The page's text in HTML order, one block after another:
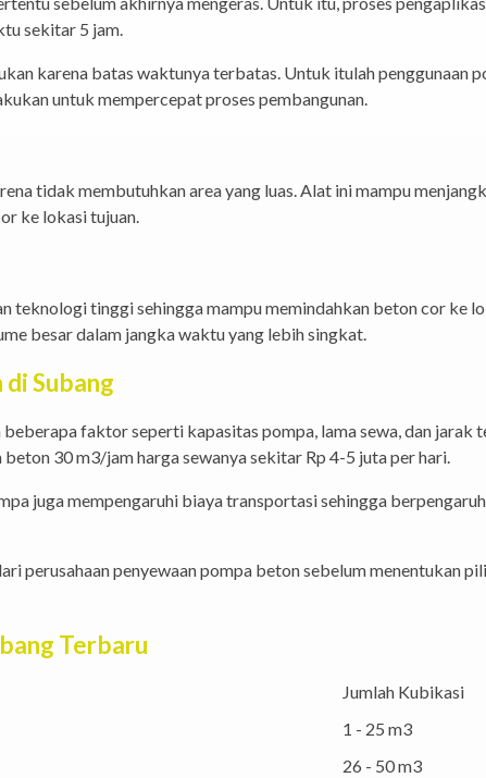
sekitar 5 jam.
karena batas waktunya terbatas. Untuk itulah penggunaan
untuk mempercepat proses pembangunan.
tidak membutuhkan area yang luas. Alat ini mampu
ke lokasi tujuan.
teknologi tinggi sehingga mampu memindahkan beton cor ke
besar dalam jangka waktu yang lebih singkat.
Subang
faktor seperti kapasitas pompa, lama sewa, dan jarak
30 m3/jam harga sewanya sekitar Rp 4-5 juta per hari.
juga mempengaruhi biaya transportasi sehingga
perusahaan penyewaan pompa beton sebelum menentukan
Terbaru
Jumlah Kubikasi
1 - 25 m3
26 - 50 m3